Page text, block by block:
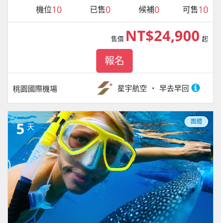
機位10 已售0 候補0 可售10
桃園國際機場 星宇航空 早去早回
售價 NT$24,900 起
報名
5 天
團體